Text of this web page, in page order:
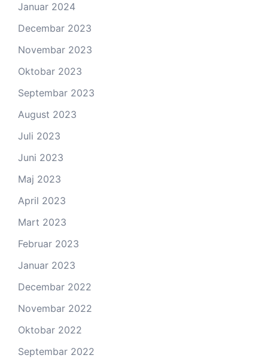
Januar 2024
Decembar 2023
Novembar 2023
Oktobar 2023
Septembar 2023
August 2023
Juli 2023
Juni 2023
Maj 2023
April 2023
Mart 2023
Februar 2023
Januar 2023
Decembar 2022
Novembar 2022
Oktobar 2022
Septembar 2022